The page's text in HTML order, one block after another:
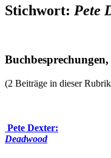
Stichwort: Pete
Buchbesprechungen,
(2 Beiträge in dieser
Pete Dexter:
Deadwood